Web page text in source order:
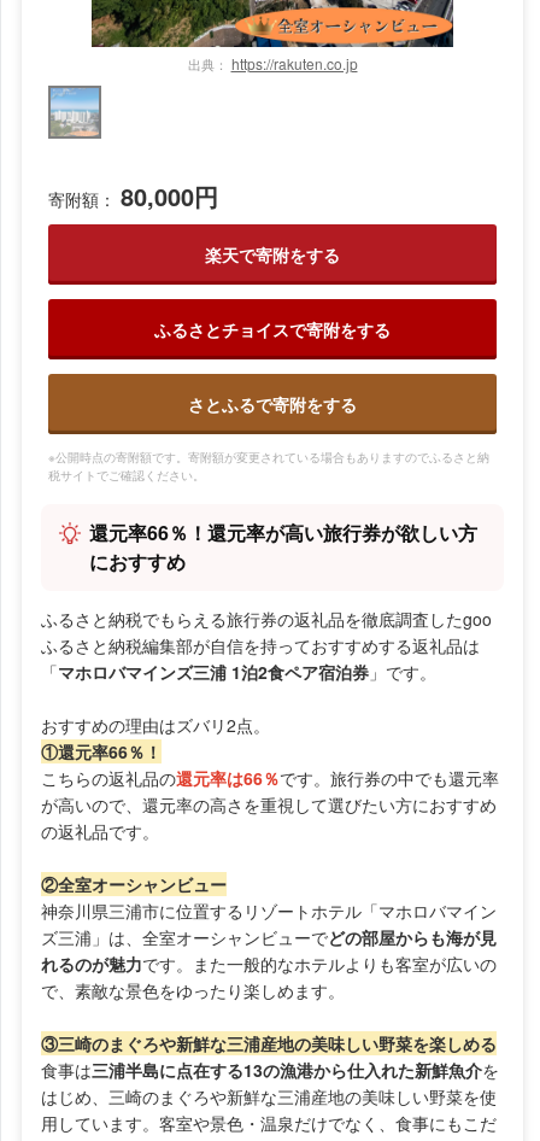
出典： https://rakuten.co.jp
寄附額： 80,000円
楽天で寄附をする
ふるさとチョイスで寄附をする
さとふるで寄附をする
※公開時点の寄附額です。寄附額が変更されている場合もありますのでふるさと納
税サイトでご確認ください。
還元率66％！還元率が高い旅行券が欲しい方
におすすめ
ふるさと納税でもらえる旅行券の返礼品を徹底調査したgoo
ふるさと納税編集部が自信を持っておすすめする返礼品は
「マホロバマインズ三浦 1泊2食ペア宿泊券 」です。
おすすめの理由はズバリ2点。
①還元率66％！
こちらの返礼品の還元率は66％です。旅行券の中でも還元率
が高いので、還元率の高さを重視して選びたい方におすすめ
の返礼品です。
②全室オーシャンビュー
神奈川県三浦市に位置するリゾートホテル「マホロバマイン
ズ三浦」は、全室オーシャンビューでどの部屋からも海が見
れるのが魅力です。また一般的なホテルよりも客室が広いの
で、素敵な景色をゆったり楽しめます。
③三崎のまぐろや新鮮な三浦産地の美味しい野菜を楽しめる
食事は三浦半島に点在する13の漁港から仕入れた新鮮魚介を
はじめ、三崎のまぐろや新鮮な三浦産地の美味しい野菜を使
用しています。客室や景色・温泉だけでなく、食事にもこだ